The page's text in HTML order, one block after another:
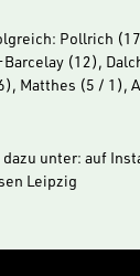
Pollrich
(12),
Matthes (5 / 1),
unter: auf
Leipzig